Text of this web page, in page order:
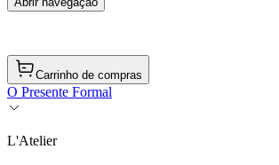
Carrinho de compras
O Presente Formal
L'Atelier